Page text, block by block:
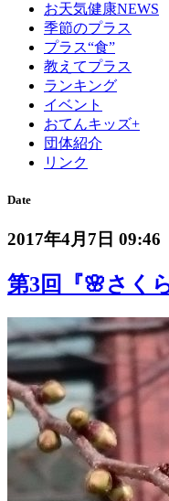
お天気健康NEWS
季節のプラス
プラス“食”
教えてプラス
ランキング
イベント
おてんキッズ+
団体紹介
リンク
Date
2017年4月7日 09:46
第3回『🌸さく